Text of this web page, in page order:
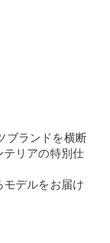
ブランドを横断
リアの特別仕
デルをお届け